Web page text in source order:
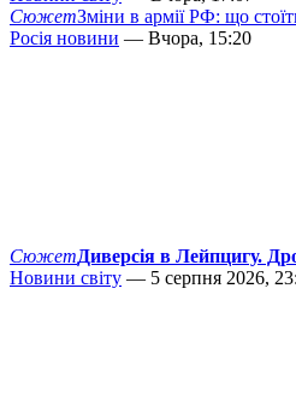
СюжетЗміни в армії РФ: що
Росія новини — Вчора, 15:20
СюжетДиверсія в Лейпцигу.
Новини світу — 5 серпня 2026,